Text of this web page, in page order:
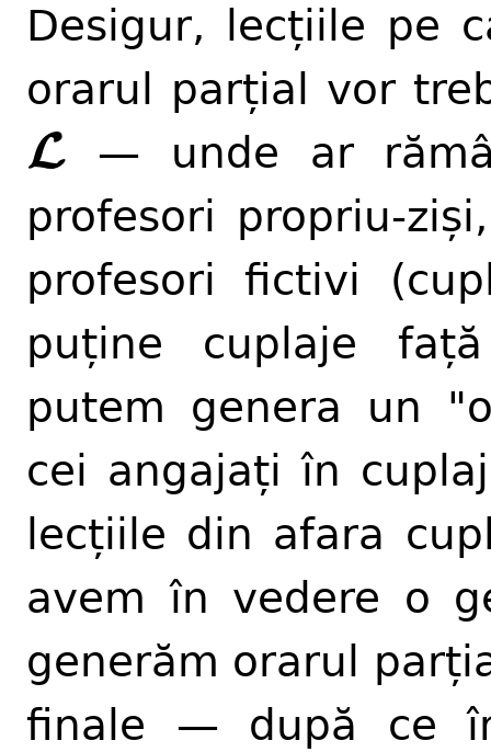
Desigur, lecțiile pe
orarul parțial vor
L
L
— unde ar
profesori propriu-
profesori fictivi
puține cuplaje
putem genera un
cei angajați în
lecțiile din afara
avem în vedere o
generăm orarul
finale — după ce